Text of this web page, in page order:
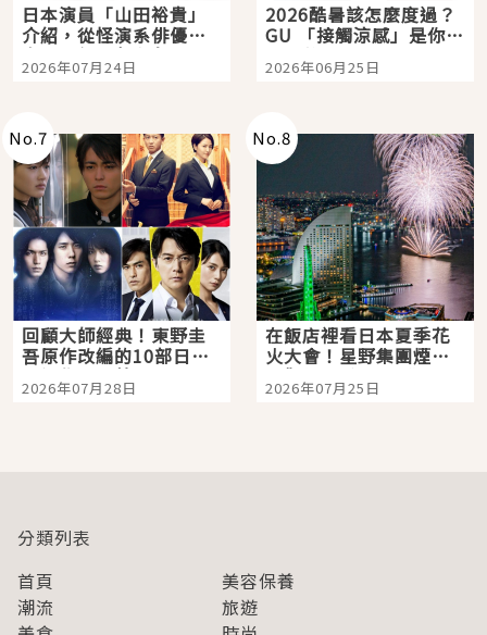
日本演員「山田裕貴」
介紹，從怪演系俳優走
向國民級日劇主角
2026年07月24日
2026酷暑該怎麼度過？
GU 「接觸涼感」是你的
夏日救星
2026年06月25日
No.7
回顧大師經典！東野圭
吾原作改編的10部日本
影視作品推薦
2026年07月28日
No.8
在飯店裡看日本夏季花
火大會！星野集團煙火
景觀飯店6選，讓你不用
人擠人悠閒欣賞
2026年07月25日
分類列表
首頁
美容保養
潮流
旅遊